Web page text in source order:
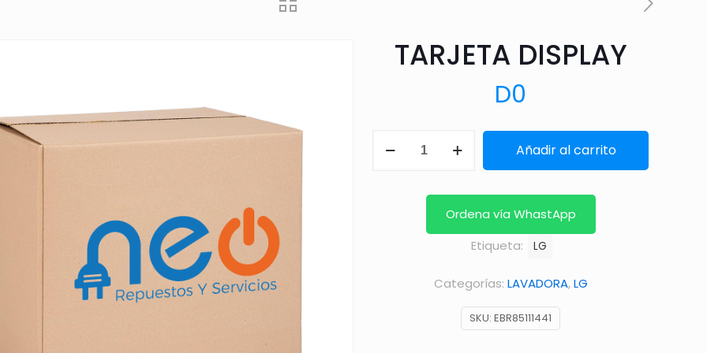
TARJETA DISPLAY
D0
Añadir al carrito
Ordena vía WhastApp
SKU:EBR85111441
Categorías: LAVADORA,LG
Etiqueta: LG